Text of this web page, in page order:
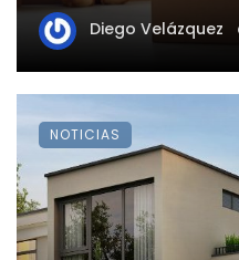
Diego Velázquez
NOTICIAS